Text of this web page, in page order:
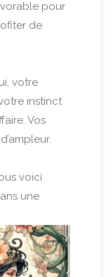
pour
de
votre
instinct
Vos
voici
une